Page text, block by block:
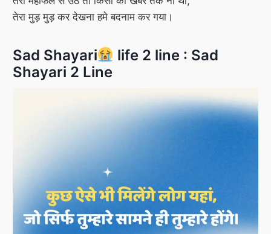
तेरा मुड़ मुड़ कर देखना हमे बदनाम कर गया।
Sad Shayari
life 2 line : Sad
Shayari 2 Line